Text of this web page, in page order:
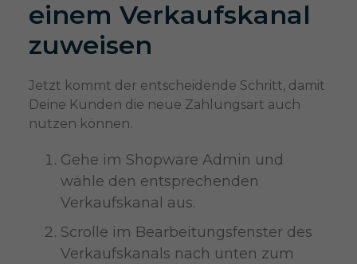
einem Verkaufskanal
zuweisen
Jetzt kommt der entscheidende Schritt, damit
Deine Kunden die neue Zahlungsart auch
nutzen können.
Gehe im Shopware Admin und
wähle den entsprechenden
Verkaufskanal aus.
Scrolle im Bearbeitungsfenster des
Verkaufskanals nach unten zum